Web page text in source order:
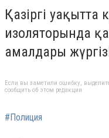
Қазіргі уақытта
изоляторында
амалдары
Если вы заметили ошибку,
сообщить об этом редакции
#Полиция